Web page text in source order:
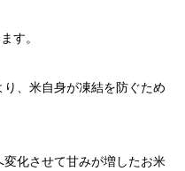
す。
、米自身が凍結を防ぐため
化させて甘みが増したお米